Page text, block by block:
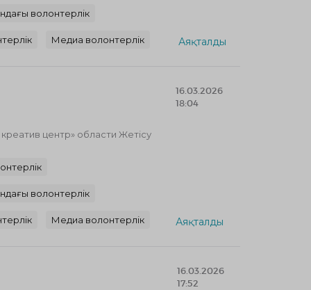
волонтерлік
Медиа волонтерлік Аяқталды
центр» области Жетісу
волонтерлік
Медиа волонтерлік
16.03.2026
18:04
Аяқталды
16.03.2026
17:52